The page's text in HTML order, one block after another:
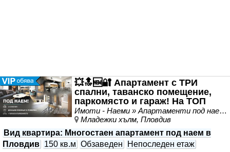
💥🔝🆕🔐 Апартамент с ТРИ
спални, таванско помещение,
паркомясто и гараж! На ТОП
ЛОКАЦИЯ
Имоти - Наеми » Апартаменти под наем
Младежки хълм, Пловдив
Вид квартира: Многостаен апартамент под наем в
Пловдив 150 кв.м Обзаведен
Непоследен етаж